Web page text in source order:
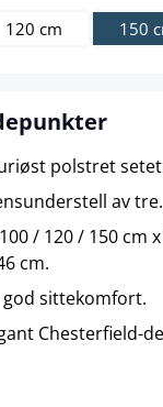
120 cm 150
polstret
av tre.
/ 120 / 150 cm
cm.
sittekomfort.
Chesterfield-